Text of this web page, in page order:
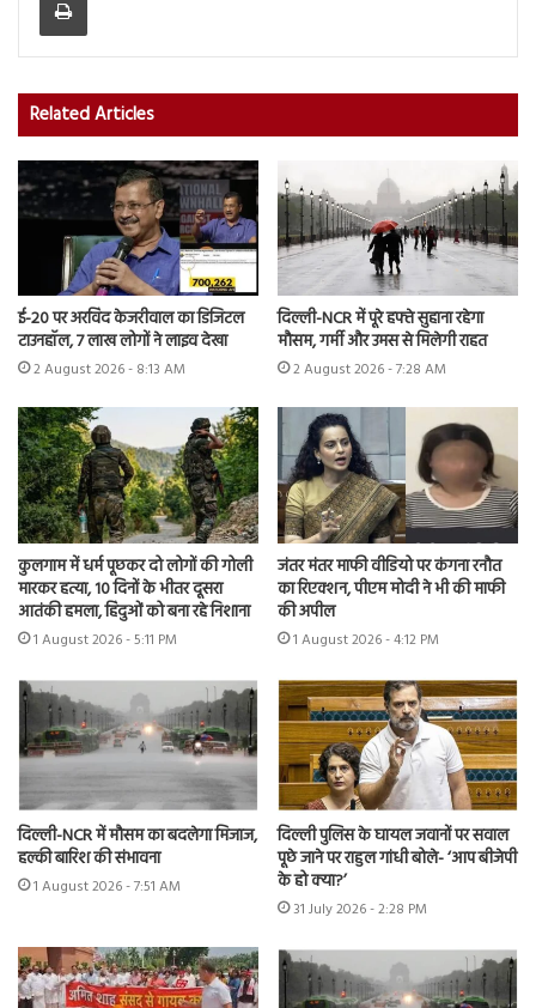
Related Articles
ई-20 पर अरविंद केजरीवाल का डिजिटल
टाउनहॉल, 7 लाख लोगों ने लाइव देखा
2 August 2026 - 8:13 AM
दिल्ली-NCR में पूरे हफ्ते सुहाना रहेगा
मौसम, गर्मी और उमस से मिलेगी राहत
2 August 2026 - 7:28 AM
कुलगाम में धर्म पूछकर दो लोगों की गोली
मारकर हत्या, 10 दिनों के भीतर दूसरा
आतंकी हमला, हिंदुओं को बना रहे निशाना
1 August 2026 - 5:11 PM
जंतर मंतर माफी वीडियो पर कंगना रनौत
का रिएक्शन, पीएम मोदी ने भी की माफी
की अपील
1 August 2026 - 4:12 PM
दिल्ली-NCR में मौसम का बदलेगा मिजाज,
हल्की बारिश की संभावना
1 August 2026 - 7:51 AM
दिल्ली पुलिस के घायल जवानों पर सवाल
पूछे जाने पर राहुल गांधी बोले- ‘आप बीजेपी
के हो क्या?’
31 July 2026 - 2:28 PM